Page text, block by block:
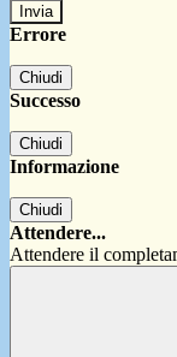
Errore
Chiudi
Successo
Chiudi
Informazione
Chiudi
Attendere...
Attendere il